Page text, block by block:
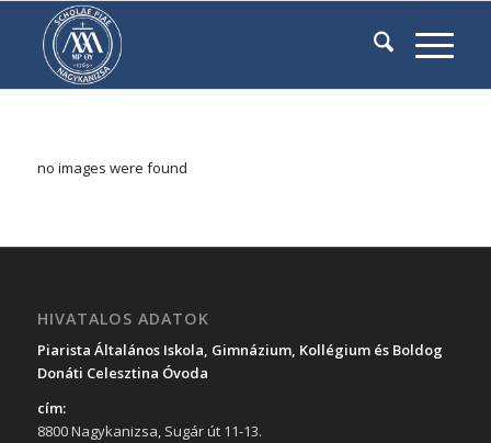
no images were found
HIVATALOS ADATOK
Piarista Általános Iskola, Gimnázium, Kollégium és Boldog
Donáti Celesztina Óvoda
cím:
8800 Nagykanizsa, Sugár út 11-13.